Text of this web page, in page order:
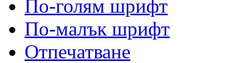
По-голям шрифт
По-малък шрифт
Отпечатване